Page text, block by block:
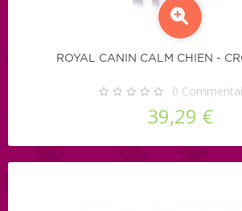
ROYAL CANIN CALM CHIEN -
0
39,29 €